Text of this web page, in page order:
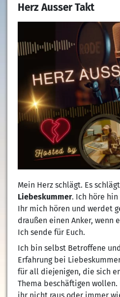
Herz Ausser Takt
Mein Herz schlägt. Es
Liebeskummer. Ich höre
Ihr mich hören und werdet
draußen einen Anker, wenn
Ich sende für Euch.
Ich bin selbst Betroffene
Erfahrung bei
für all diejenigen, die sich
Thema beschäftigen